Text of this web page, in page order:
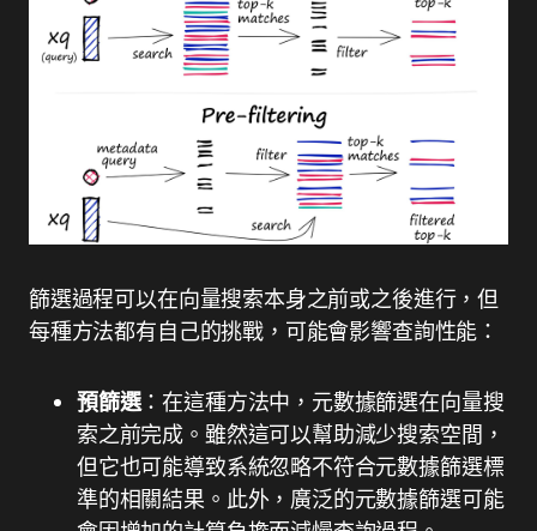
篩選過程可以在向量搜索本身之前或之後進行，但
每種方法都有自己的挑戰，可能會影響查詢性能：
預篩選：在這種方法中，元數據篩選在向量搜
索之前完成。雖然這可以幫助減少搜索空間，
但它也可能導致系統忽略不符合元數據篩選標
準的相關結果。此外，廣泛的元數據篩選可能